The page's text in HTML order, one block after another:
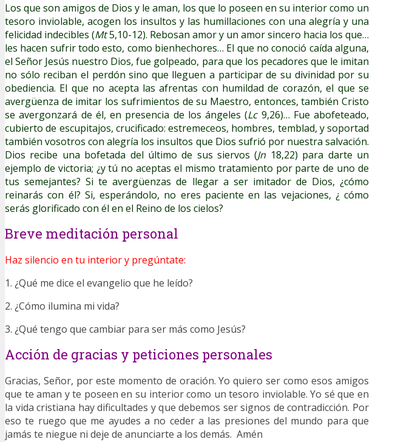
Los que son amigos de Dios y le aman, los que lo poseen en su interior como un
tesoro inviolable, acogen los insultos y las humillaciones con una alegría y una
felicidad indecibles (Mt5,10-12). Rebosan amor y un amor sincero hacia los que…
les hacen sufrir todo esto, como bienhechores… El que no conoció caída alguna,
el Señor Jesús nuestro Dios, fue golpeado, para que los pecadores que le imitan
no sólo reciban el perdón sino que lleguen a participar de su divinidad por su
obediencia. El que no acepta las afrentas con humildad de corazón, el que se
avergüenza de imitar los sufrimientos de su Maestro, entonces, también Cristo
se avergonzará de él, en presencia de los ángeles (Lc9,26)… Fue abofeteado,
cubierto de escupitajos, crucificado: estremeceos, hombres, temblad, y soportad
también vosotros con alegría los insultos que Dios sufrió por nuestra salvación.
Dios recibe una bofetada del último de sus siervos (Jn 18,22) para darte un
ejemplo de victoria; ¿y tú no aceptas el mismo tratamiento por parte de uno de
tus semejantes? Si te avergüenzas de llegar a ser imitador de Dios, ¿cómo
reinarás con él? Si, esperándolo, no eres paciente en las vejaciones, ¿ cómo
serás glorificado con él en el Reino de los cielos?
Breve meditación personal
Haz silencio en tu interior y pregúntate:
1. ¿Qué me dice el evangelio que he leído?
2. ¿Cómo ilumina mi vida?
3. ¿Qué tengo que cambiar para ser más como Jesús?
Acción de gracias y peticiones personales
Gracias, Señor, por este momento de oración. Yo quiero ser como esos amigos
que te aman y te poseen en su interior como un tesoro inviolable. Yo sé que en
la vida cristiana hay dificultades y que debemos ser signos de contradicción. Por
eso te ruego que me ayudes a no ceder a las presiones del mundo para que
jamás te niegue ni deje de anunciarte a los demás. Amén